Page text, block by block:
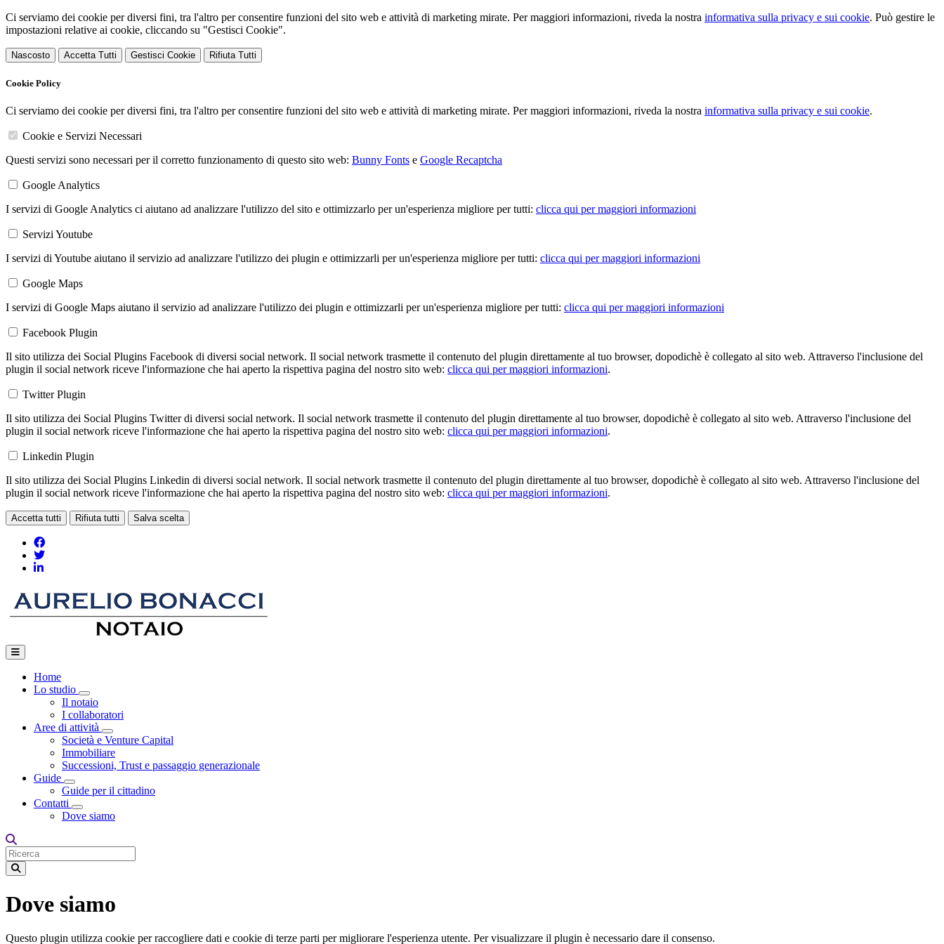
Ci serviamo dei cookie per diversi fini, tra l'altro per consentire funzioni del sito web e attività di marketing mirate. Per maggiori informazioni, riveda la nostra informativa sulla privacy e sui cookie. Può gestire le
impostazioni relative ai cookie, cliccando su "Gestisci Cookie".
Nascosto Accetta Tutti Gestisci Cookie Rifiuta Tutti
Cookie Policy
Ci serviamo dei cookie per diversi fini, tra l'altro per consentire funzioni del sito web e attività di marketing mirate. Per maggiori informazioni, riveda la nostra informativa sulla privacy e sui cookie.
Cookie e Servizi Necessari
Questi servizi sono necessari per il corretto funzionamento di questo sito web: Bunny Fonts e Google Recaptcha
Google Analytics
I servizi di Google Analytics ci aiutano ad analizzare l'utilizzo del sito e ottimizzarlo per un'esperienza migliore per tutti: clicca qui per maggiori informazioni
Servizi Youtube
I servizi di Youtube aiutano il servizio ad analizzare l'utilizzo dei plugin e ottimizzarli per un'esperienza migliore per tutti: clicca qui per maggiori informazioni
Google Maps
I servizi di Google Maps aiutano il servizio ad analizzare l'utilizzo dei plugin e ottimizzarli per un'esperienza migliore per tutti: clicca qui per maggiori informazioni
Facebook Plugin
Il sito utilizza dei Social Plugins Facebook di diversi social network. Il social network trasmette il contenuto del plugin direttamente al tuo browser, dopodichè è collegato al sito web. Attraverso l'inclusione del
plugin il social network riceve l'informazione che hai aperto la rispettiva pagina del nostro sito web: clicca qui per maggiori informazioni.
Twitter Plugin
Il sito utilizza dei Social Plugins Twitter di diversi social network. Il social network trasmette il contenuto del plugin direttamente al tuo browser, dopodichè è collegato al sito web. Attraverso l'inclusione del
plugin il social network riceve l'informazione che hai aperto la rispettiva pagina del nostro sito web: clicca qui per maggiori informazioni.
Linkedin Plugin
Il sito utilizza dei Social Plugins Linkedin di diversi social network. Il social network trasmette il contenuto del plugin direttamente al tuo browser, dopodichè è collegato al sito web. Attraverso l'inclusione del
plugin il social network riceve l'informazione che hai aperto la rispettiva pagina del nostro sito web: clicca qui per maggiori informazioni.
Accetta tutti Rifiuta tutti Salva scelta
Home
Lo studio
Toggle Dropdown
Il notaio
I collaboratori
Aree di attività
Toggle Dropdown
Società e Venture Capital
Immobiliare
Successioni, Trust e passaggio generazionale
Guide
Toggle Dropdown
Guide per il cittadino
Contatti
Toggle Dropdown
Dove siamo
Dove siamo
Questo plugin utilizza cookie per raccogliere dati e cookie di terze parti per migliorare l'esperienza utente. Per visualizzare il plugin è necessario dare il consenso.